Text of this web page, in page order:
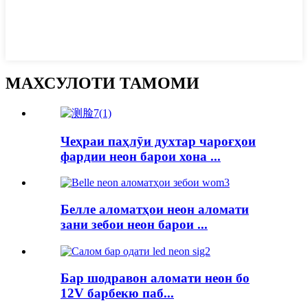
МАХСУЛОТИ ТАМОМИ
Чеҳраи паҳлӯи духтар чароғҳои
фардии неон барои хона ...
Белле аломатҳои неон аломати
зани зебои неон барои ...
Бар шодравон аломати неон бо
12V барбекю паб...